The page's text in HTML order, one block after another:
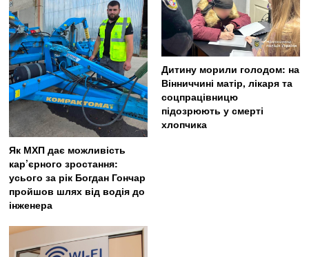
Як МХП дає можливість
кар’єрного зростання:
усього за рік Богдан Гончар
пройшов шлях від водія до
інженера
Дитину морили голодом: на
Вінниччині матір, лікаря та
соцпрацівницю
підозрюють у смерті
хлопчика